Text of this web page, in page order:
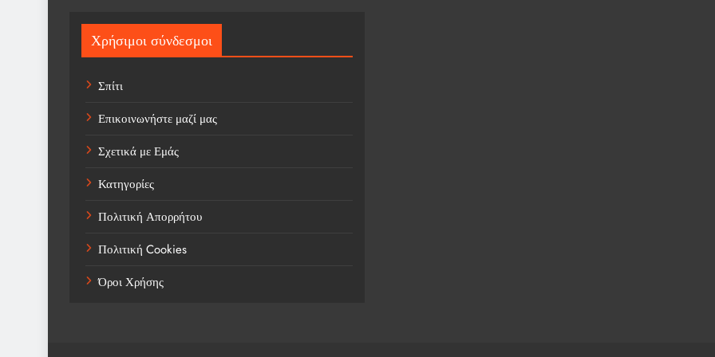
Χρήσιμοι σύνδεσμοι
Σπίτι
Επικοινωνήστε μαζί μας
Σχετικά με Εμάς
Κατηγορίες
Πολιτική Απορρήτου
Πολιτική Cookies
Όροι Χρήσης